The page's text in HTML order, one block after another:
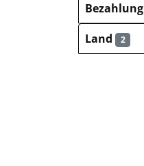
Bezahlung
Land 2